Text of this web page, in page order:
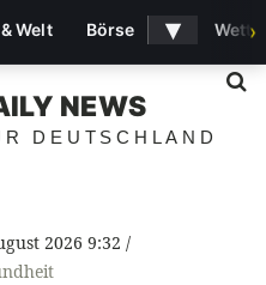
NEWS
DEUTSCHLAND
2026 9:32
Welt Börse ▾ ›